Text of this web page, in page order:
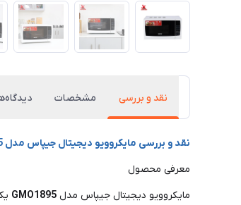
نقد و بررسی مشخصات
نقد و بررسی مایکروویو دیجیتال جیپاس مدل GMO1895
معرفی محصول
مایکروویو دیجیتال جیپاس مدل GMO1895